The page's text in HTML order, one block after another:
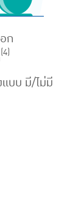
ก
(4)
บบ มี/ไม่มี